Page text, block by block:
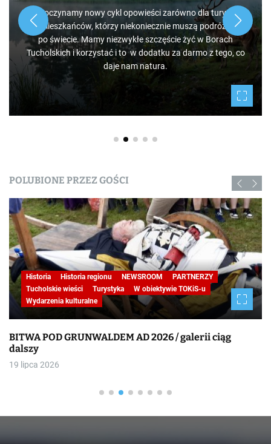
Rozpoczynamy nowy cykl opowieści zarówno dla turystów,
jak i mieszkańców, którzy niekoniecznie muszą podróżować
po świecie. Mamy niezwykłe szczęście żyć w Borach
Tucholskich i korzystać i to w dodatku za darmo z tego, co
daje nam natura.
POLUBIONE PRZEZ GOŚCI
Historia Historia regionu NEWSROOM
PARTNERZY
STUDIO REPORTAŻU
Tucholskie wieści
W obiektywie TOKiS-u
Wydarzenia kulturalne
BITWA POD GRUNWALDEM AD 2026
19 lipca 2026